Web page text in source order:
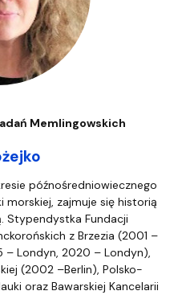
Memlingowskich
późnośredniowiecznego
morskiej, zajmuje się historią
Stypendystka Fundacji
z Brzezia (2001 –
– Londyn, 2020 – Londyn),
(2002 –Berlin), Polsko-
oraz Bawarskiej Kancelarii